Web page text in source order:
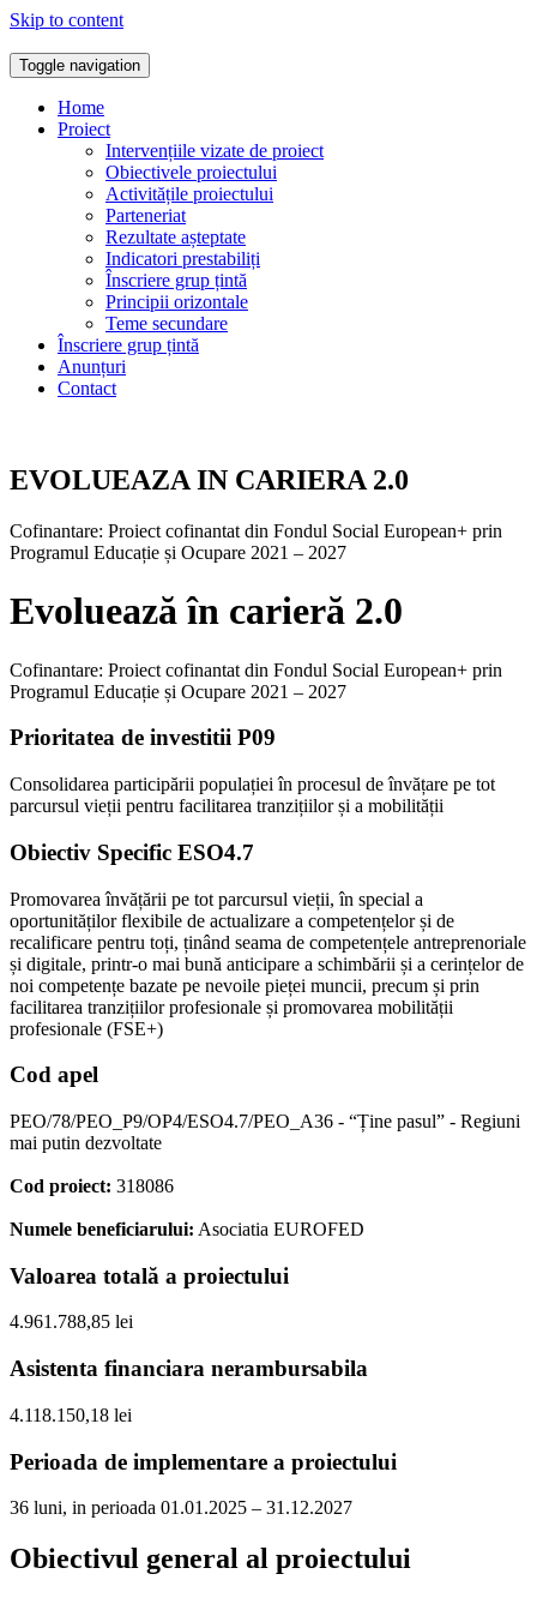
Skip to content
Toggle navigation
Home
Proiect
Intervențiile vizate de proiect
Obiectivele proiectului
Activitățile proiectului
Parteneriat
Rezultate așteptate
Indicatori prestabiliți
Înscriere grup țintă
Principii orizontale
Teme secundare
Înscriere grup țintă
Anunțuri
Contact
EVOLUEAZA IN CARIERA 2.0
Cofinantare: Proiect cofinantat din Fondul Social European+ prin
Programul Educație și Ocupare 2021 – 2027
Evoluează în carieră 2.0
Cofinantare: Proiect cofinantat din Fondul Social European+ prin
Programul Educație și Ocupare 2021 – 2027
Prioritatea de investitii P09
Consolidarea participării populației în procesul de învățare pe tot
parcursul vieții pentru facilitarea tranzițiilor și a mobilității
Obiectiv Specific ESO4.7
Promovarea învățării pe tot parcursul vieții, în special a
oportunităților flexibile de actualizare a competențelor și de
recalificare pentru toți, ținând seama de competențele antreprenoriale
și digitale, printr-o mai bună anticipare a schimbării și a cerințelor de
noi competențe bazate pe nevoile pieței muncii, precum și prin
facilitarea tranzițiilor profesionale și promovarea mobilității
profesionale (FSE+)
Cod apel
PEO/78/PEO_P9/OP4/ESO4.7/PEO_A36 - “Ține pasul” - Regiuni
mai putin dezvoltate
Cod proiect: 318086
Numele beneficiarului: Asociatia EUROFED
Valoarea totală a proiectului
4.961.788,85 lei
Asistenta financiara nerambursabila
4.118.150,18 lei
Perioada de implementare a proiectului
36 luni, in perioada 01.01.2025 – 31.12.2027
Obiectivul general al proiectului